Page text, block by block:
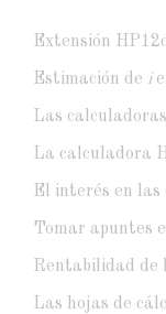
Extensión HP12c
Estimación de i
Las
La calculadora
El interés en las
Tomar apuntes
Rentabilidad de
Las hojas de